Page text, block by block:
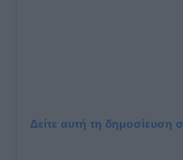
Δείτε αυτή τη δημοσίευση